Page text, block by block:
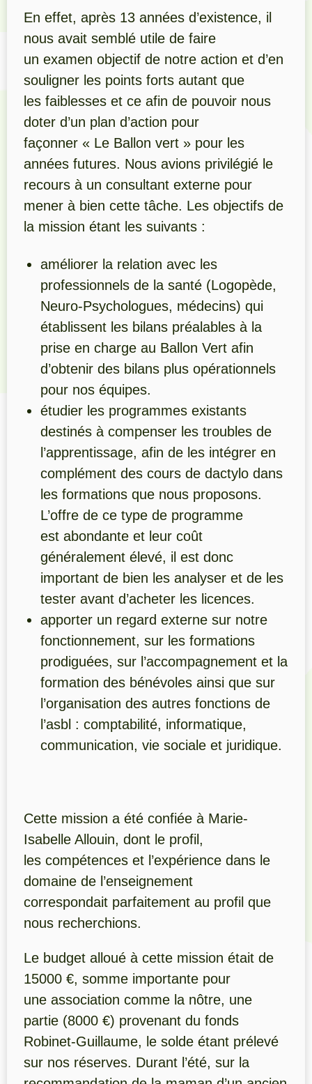
En effet, après 13 années d’existence, il
nous avait semblé utile de faire
un examen objectif de notre action et d’en
souligner les points forts autant que
les faiblesses et ce afin de pouvoir nous
doter d’un plan d’action pour
façonner « Le Ballon vert » pour les
années futures. Nous avions privilégié le
recours à un consultant externe pour
mener à bien cette tâche. Les objectifs de
la mission étant les suivants :
améliorer la relation avec les
professionnels de la santé (Logopède,
Neuro-Psychologues, médecins) qui
établissent les bilans préalables à la
prise en charge au Ballon Vert afin
d’obtenir des bilans plus opérationnels
pour nos équipes.
étudier les programmes existants
destinés à compenser les troubles de
l’apprentissage, afin de les intégrer en
complément des cours de dactylo dans
les formations que nous proposons.
L’offre de ce type de programme
est abondante et leur coût
généralement élevé, il est donc
important de bien les analyser et de les
tester avant d’acheter les licences.
apporter un regard externe sur notre
fonctionnement, sur les formations
prodiguées, sur l’accompagnement et la
formation des bénévoles ainsi que sur
l’organisation des autres fonctions de
l’asbl : comptabilité, informatique,
communication, vie sociale et juridique.
Cette mission a été confiée à Marie-
Isabelle Allouin, dont le profil,
les compétences et l’expérience dans le
domaine de l’enseignement
correspondait parfaitement au profil que
nous recherchions.
Le budget alloué à cette mission était de
15000 €, somme importante pour
une association comme la nôtre, une
partie (8000 €) provenant du fonds
Robinet-Guillaume, le solde étant prélevé
sur nos réserves. Durant l’été, sur la